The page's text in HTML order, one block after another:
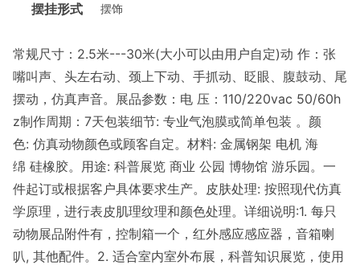
摆挂形式 摆饰
常规尺寸：2.5米---30米(大小可以由用户自定)动 作：张
嘴叫声、头左右动、颈上下动、手抓动、眨眼、腹鼓动、尾
摆动，仿真声音。展品参数：电 压：110/220vac 50/60h
z制作周期：7天包装细节: 专业气泡膜或简单包装 。颜
色: 仿真动物颜色或顾客自定。材料: 金属钢架 电机 海
绵 硅橡胶。用途: 科普展览 商业 公园 博物馆 游乐园。一
件起订或根据客户具体要求生产。皮肤处理: 按照现代仿真
学原理，进行表皮肌理纹理和颜色处理。详细说明:1. 每只
动物展品附件有，控制箱一个，红外感应感应器，音箱喇
叭, 其他配件。2. 适合室内室外布展，科普知识展览，使用